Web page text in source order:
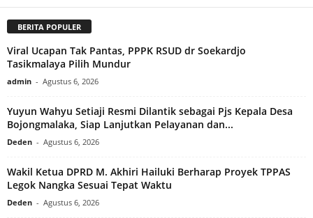
BERITA POPULER
Viral Ucapan Tak Pantas, PPPK RSUD dr Soekardjo
Tasikmalaya Pilih Mundur
admin - Agustus 6, 2026
Yuyun Wahyu Setiaji Resmi Dilantik sebagai Pjs Kepala Desa
Bojongmalaka, Siap Lanjutkan Pelayanan dan...
Deden - Agustus 6, 2026
Wakil Ketua DPRD M. Akhiri Hailuki Berharap Proyek TPPAS
Legok Nangka Sesuai Tepat Waktu
Deden - Agustus 6, 2026